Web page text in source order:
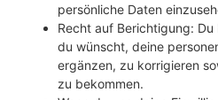
persönliche Daten
Recht auf Berichtigung:
du wünscht, deine
ergänzen, zu korrigieren
zu bekommen.